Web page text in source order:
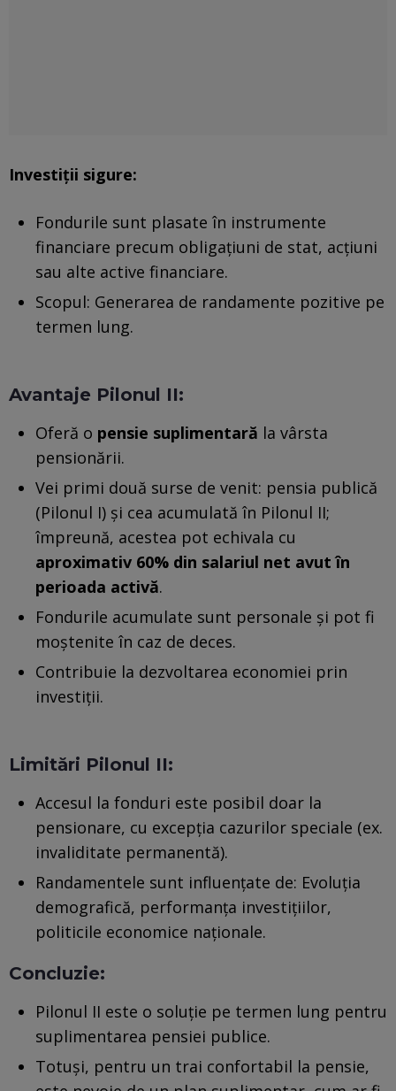
Investiții sigure:
Fondurile sunt plasate în instrumente
financiare precum obligațiuni de stat, acțiuni
sau alte active financiare.
Scopul: Generarea de randamente pozitive pe
termen lung.
Avantaje Pilonul II:
Oferă o pensie suplimentară la vârsta
pensionării.
Vei primi două surse de venit: pensia publică
(Pilonul I) și cea acumulată în Pilonul II;
împreună, acestea pot echivala cu
aproximativ 60% din salariul net avut în
perioada activă.
Fondurile acumulate sunt personale și pot fi
moștenite în caz de deces.
Contribuie la dezvoltarea economiei prin
investiții.
Limitări Pilonul II:
Accesul la fonduri este posibil doar la
pensionare, cu excepția cazurilor speciale (ex.
invaliditate permanentă).
Randamentele sunt influențate de: Evoluția
demografică, performanța investițiilor,
politicile economice naționale.
Concluzie:
Pilonul II este o soluție pe termen lung pentru
suplimentarea pensiei publice.
Totuși, pentru un trai confortabil la pensie,